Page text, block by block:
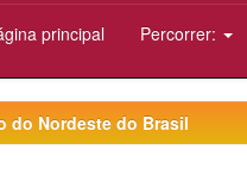
principal Percorrer:
do Nordeste do Brasil